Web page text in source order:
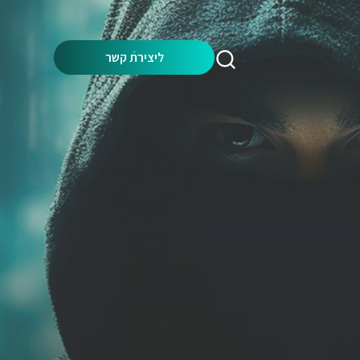
Search: ליצירת קשר